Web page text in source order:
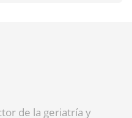
de la geriatría y